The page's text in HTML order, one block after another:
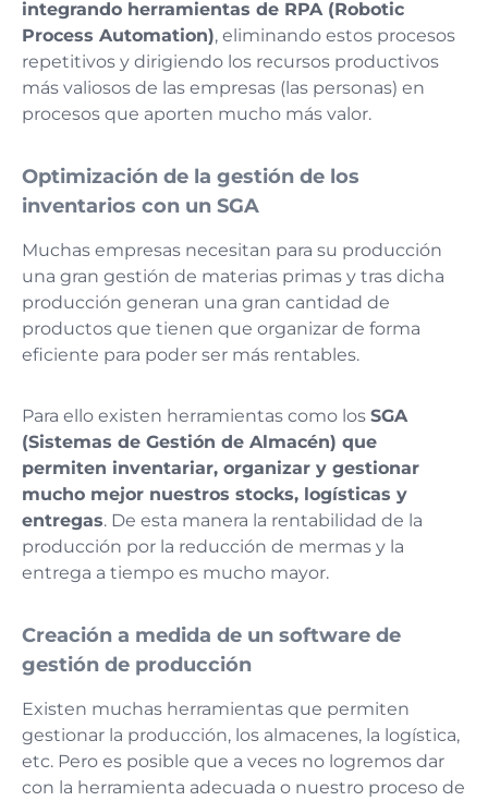
integrando herramientas de RPA (Robotic
Process Automation), eliminando estos procesos
repetitivos y dirigiendo los recursos productivos
más valiosos de las empresas (las personas) en
procesos que aporten mucho más valor.
Optimización de la gestión de los
inventarios con un SGA
Muchas empresas necesitan para su producción
una gran gestión de materias primas y tras dicha
producción generan una gran cantidad de
productos que tienen que organizar de forma
eficiente para poder ser más rentables.
Para ello existen herramientas como los SGA
(Sistemas de Gestión de Almacén) que
permiten inventariar, organizar y gestionar
mucho mejor nuestros stocks, logísticas y
entregas. De esta manera la rentabilidad de la
producción por la reducción de mermas y la
entrega a tiempo es mucho mayor.
Creación a medida de un software de
gestión de producción
Existen muchas herramientas que permiten
gestionar la producción, los almacenes, la logística,
etc. Pero es posible que a veces no logremos dar
con la herramienta adecuada o nuestro proceso de